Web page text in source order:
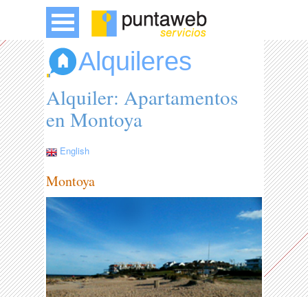
Alquileres
Alquiler: Apartamentos
en Montoya
English
Montoya